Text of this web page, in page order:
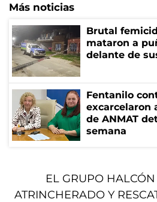
Más noticias
Brutal
mataron a
delante de
Fentanilo
excarcelaron
de ANMAT
semana
EL GRUPO
ATRINCHERADO Y